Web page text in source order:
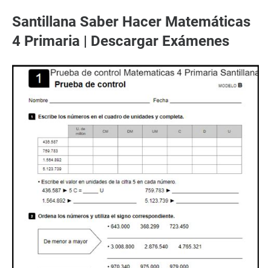
Santillana Saber Hacer Matemáticas
4 Primaria | Descargar Exámenes